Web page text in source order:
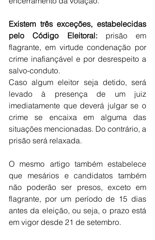
Existem três exceções, estabelecidas
pelo Código Eleitoral: prisão em
flagrante, em virtude condenação por
crime inafiançável e por desrespeito a
salvo-conduto.
Caso algum eleitor seja detido, será
levado à presença de um juiz
imediatamente que deverá julgar se o
crime se encaixa em alguma das
situações mencionadas. Do contrário, a
prisão será relaxada.
O mesmo artigo também estabelece
que mesários e candidatos também
não poderão ser presos, exceto em
flagrante, por um período de 15 dias
antes da eleição, ou seja, o prazo está
em vigor desde 21 de setembro.